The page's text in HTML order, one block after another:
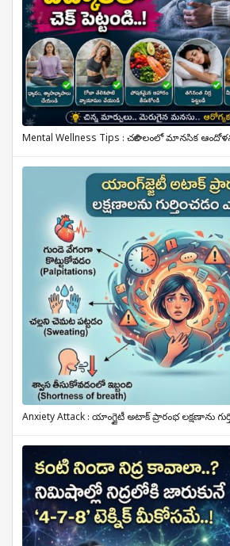
Mental Wellness Tips : చలికాలంలో మానసిక
Anxiety Attack : యాంగ్జైటీ అటాక్ ప్రారంభ లక్షణాను